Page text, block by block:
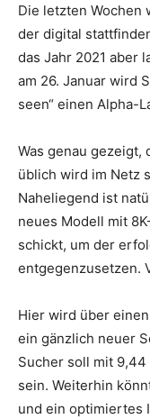
Die letzten Wochen
der digital
das Jahr 2021 aber
am 26. Januar wird
seen“ einen Alpha-
Was genau gezeigt,
üblich wird im Netz
Naheliegend ist
neues Modell mit
schickt, um der
entgegenzusetzen.
Hier wird über
ein gänzlich neuer
Sucher soll mit
sein. Weiterhin
und ein optimiertes